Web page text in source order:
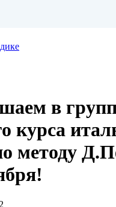
в
курса
методу